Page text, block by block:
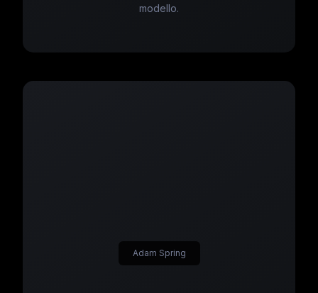
modello.
Adam Spring